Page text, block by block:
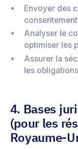
Envoyer des
Analyser le
optimiser les
Assurer la
les
4. Bases
(pour les
Royaume-